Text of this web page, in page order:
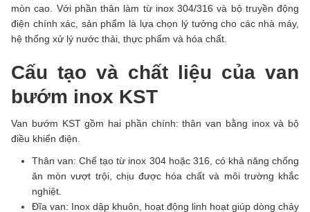
mòn cao. Với phần thân làm từ inox 304/316 và bộ truyền động
điện chính xác, sản phẩm là lựa chọn lý tưởng cho các nhà máy,
hệ thống xử lý nước thải, thực phẩm và hóa chất.
Cấu tạo và chất liệu của van
bướm inox KST
Van bướm KST gồm hai phần chính: thân van bằng inox và bộ
điều khiển điện.
Thân van: Chế tạo từ inox 304 hoặc 316, có khả năng chống
ăn mòn vượt trội, chịu được hóa chất và môi trường khắc
nghiệt.
Đĩa van: Inox dập khuôn, hoạt động linh hoạt giúp dòng chảy